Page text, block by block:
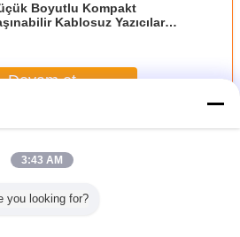
Boyutlu Kompakt
Kablosuz Yazıcılar
Devam et
Kablosuz Yazıcılar
3:43 AM
you looking for?